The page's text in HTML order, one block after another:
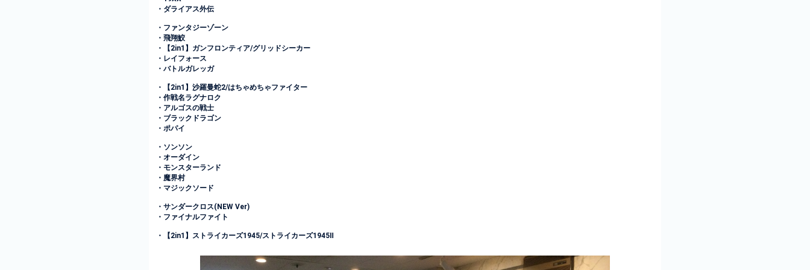
・ダライアス外伝
・ファンタジーゾーン
・飛翔鮫
・【2in1】ガンフロンティア/グリッドシーカー
・レイフォース
・バトルガレッガ
・【2in1】沙羅曼蛇2/はちゃめちゃファイター
・作戦名ラグナロク
・アルゴスの戦士
・ブラックドラゴン
・ポパイ
・ソンソン
・オーダイン
・モンスターランド
・魔界村
・マジックソード
・サンダークロス(NEW Ver)
・ファイナルファイト
・【2in1】ストライカーズ1945/ストライカーズ1945Ⅱ